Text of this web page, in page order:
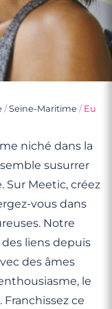
/Seine-Maritime / Eu
niché dans la
susurrer
Sur Meetic, créez
vous dans
Notre
liens depuis
des âmes
le
ce